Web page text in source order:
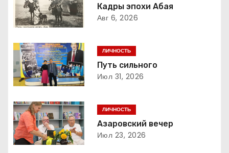
г
а
ц
и
я
п
о
Кадры эпохи Абая
Авг 6, 2026
ЛИЧНОСТЬ
Путь сильного
Июл 31, 2026
ЛИЧНОСТЬ
Азаровский вечер
Июл 23, 2026